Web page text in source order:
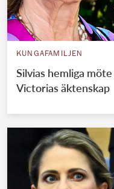
KUNGAFAMILJEN
Silvias hemliga
Victorias äktenskap